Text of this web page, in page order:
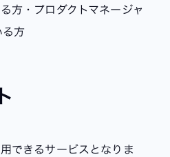
方 ・プロダクトマネージャ
方
できるサービスとなりま